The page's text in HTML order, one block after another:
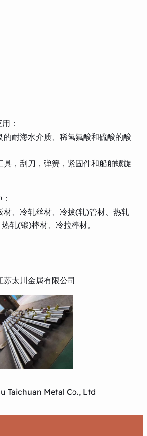
：
的耐海水介质、稀氢氟酸和硫酸的酸
具，刮刀，弹簧，紧固件和船舶螺旋
材、冷轧丝材、冷拔(轧)管材、热轧
轧(锻)棒材、冷拉棒材。
苏太川金属有限公司
Taichuan Metal Co., Ltd